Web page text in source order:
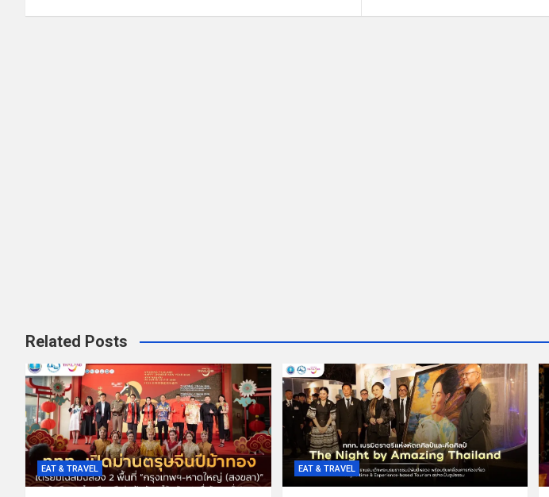
Related Posts
EAT & TRAVEL EAT & TRAVEL